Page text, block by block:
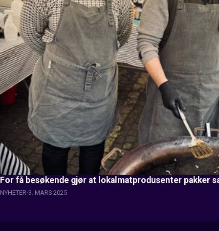
For få besøkende gjør at lokalmatprodusenter pakker
NYHETER 3. MARS 2025